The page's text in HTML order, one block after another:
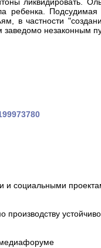
ребенка.
в частности
незаконным
социальными
медиафоруме